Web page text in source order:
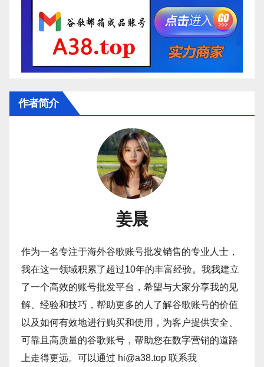
作者简介
姜晨
作为一名专注于海外谷歌账号批发销售的专业人士，
我在这一领域积累了超过10年的丰富经验。我我建立
了一个高效的账号批发平台，希望与大家分享我的见
解、经验和技巧，帮助更多的人了解谷歌账号的价值
以及如何有效地进行购买和使用，为客户提供安全、
可靠且高质量的谷歌账号，帮助您在数字营销的道路
上走得更远。可以通过 hi@a38.top 联系我